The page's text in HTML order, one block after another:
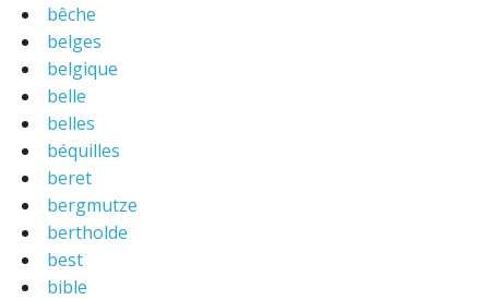
bêche
belges
belgique
belle
belles
béquilles
beret
bergmutze
bertholde
best
bible